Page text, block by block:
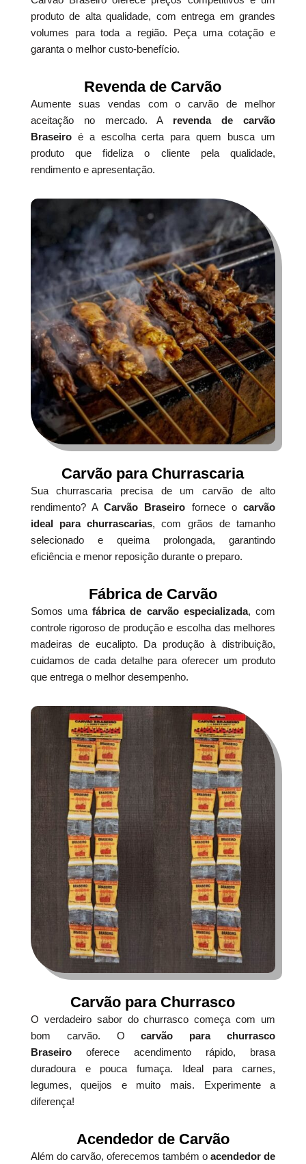
produto de alta qualidade, com entrega em grandes
volumes para toda a região. Peça uma cotação e
garanta o melhor custo-benefício.
Revenda de Carvão
Aumente suas vendas com o carvão de melhor
aceitação no mercado. A revenda de carvão
Braseiroé a escolha certa para quem busca um
produto que fideliza o cliente pela qualidade,
rendimento e apresentação.
Carvão para Churrascaria
Sua churrascaria precisa de um carvão de alto
rendimento? ACarvão Braseiro fornece ocarvão
ideal para churrascarias, com grãos de tamanho
selecionado e queima prolongada, garantindo
eficiência e menor reposição durante o preparo.
Fábrica de Carvão
Somos umafábrica de carvão especializada, com
controle rigoroso de produção e escolha das melhores
madeiras de eucalipto. Da produção à distribuição,
cuidamos de cada detalhe para oferecer um produto
que entrega o melhor desempenho.
Carvão para Churrasco
O verdadeiro sabor do churrasco começa com um
bom carvão. Ocarvão para churrasco
Braseirooferece acendimento rápido, brasa
duradoura e pouca fumaça. Ideal para carnes,
legumes, queijos e muito mais. Experimente a
diferença!
Acendedor de Carvão
Além do carvão, oferecemos também oacendedor de